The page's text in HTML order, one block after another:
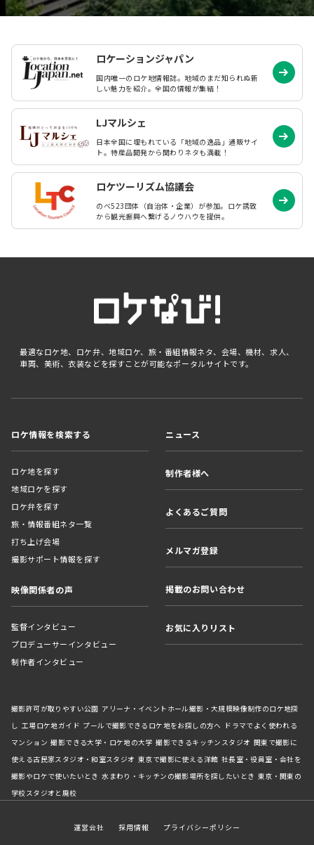
ロケーションジャパン
国内唯一のロケ地情報誌。地域のまだ知られぬ新
しい魅力を紹介。全国の情報が集結！
LJマルシェ
日本全国に埋もれている「地域の逸品」通販サイ
ト。特産品開発から関わりネタも満載！
ロケツーリズム協議会
のべ523団体（自治体・企業）が参加。ロケ誘致
から観光振興へ繋げるノウハウを提供。
最適なロケ地、ロケ弁、地域ロケ、旅・番組情報ネタ、会場、機材、求人、
車両、美術、衣装などを探すことが可能なポータルサイトです。
ロケ情報を検索する
ロケ地を探す
地域ロケを探す
ロケ弁を探す
旅・情報番組ネタ一覧
打ち上げ会場
撮影サポート情報を探す
映像関係者の声
監督インタビュー
プロデューサーインタビュー
制作者インタビュー
ニュース
制作者様へ
よくあるご質問
メルマガ登録
掲載のお問い合わせ
お気に入りリスト
撮影許可が取りやすい公園 アリーナ・イベントホール撮影・大規模映像制作のロケ地探
し 工場ロケ地ガイド プールで撮影できるロケ地をお探しの方へ ドラマでよく使われる
マンション 撮影できる大学・ロケ地の大学 撮影できるキッチンスタジオ 関東で撮影に
使える古民家スタジオ・和室スタジオ 東京で撮影に使える洋館 社長室・役員室・会社を
撮影やロケで使いたいとき 水まわり・キッチンの撮影場所を探したいとき 東京・関東の
学校スタジオと廃校
運営会社 採用情報 プライバシーポリシー